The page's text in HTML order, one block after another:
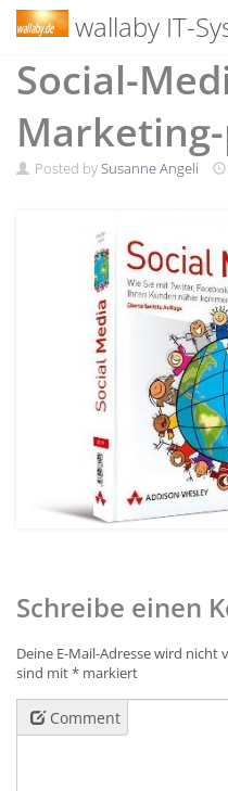
Skip
wallaby IT-
Social-
Posted bySusanne Angeli
Schreibe einen
Deine E-Mail-Adresse wird nicht
sind mit* markiert
Comment